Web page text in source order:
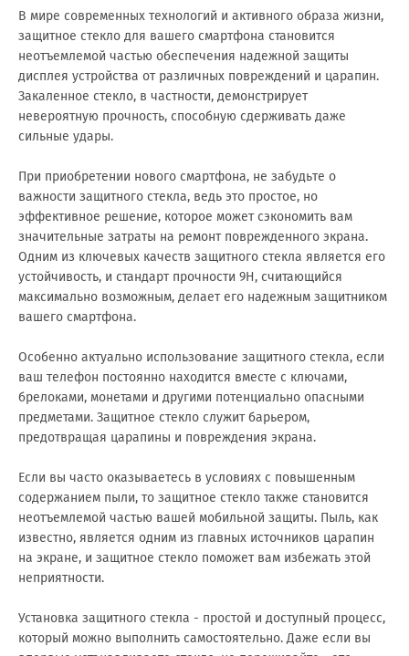
В мире современных технологий и активного образа жизни,
защитное стекло для вашего смартфона становится
неотъемлемой частью обеспечения надежной защиты
дисплея устройства от различных повреждений и царапин.
Закаленное стекло, в частности, демонстрирует
невероятную прочность, способную сдерживать даже
сильные удары.
При приобретении нового смартфона, не забудьте о
важности защитного стекла, ведь это простое, но
эффективное решение, которое может сэкономить вам
значительные затраты на ремонт поврежденного экрана.
Одним из ключевых качеств защитного стекла является его
устойчивость, и стандарт прочности 9H, считающийся
максимально возможным, делает его надежным защитником
вашего смартфона.
Особенно актуально использование защитного стекла, если
ваш телефон постоянно находится вместе с ключами,
брелоками, монетами и другими потенциально опасными
предметами. Защитное стекло служит барьером,
предотвращая царапины и повреждения экрана.
Если вы часто оказываетесь в условиях с повышенным
содержанием пыли, то защитное стекло также становится
неотъемлемой частью вашей мобильной защиты. Пыль, как
известно, является одним из главных источников царапин
на экране, и защитное стекло поможет вам избежать этой
неприятности.
Установка защитного стекла - простой и доступный процесс,
который можно выполнить самостоятельно. Даже если вы